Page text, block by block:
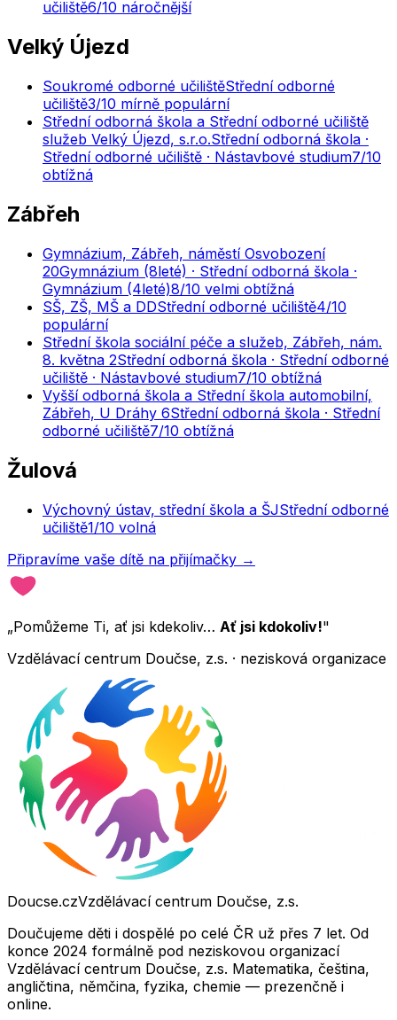
učiliště6/10 náročnější
Velký Újezd
Soukromé odborné učilištěStřední odborné
učiliště3/10 mírně populární
Střední odborná škola a Střední odborné učiliště
služeb Velký Újezd, s.r.o.Střední odborná škola ·
Střední odborné učiliště · Nástavbové studium7/10
obtížná
Zábřeh
Gymnázium, Zábřeh, náměstí Osvobození
20Gymnázium (8leté) · Střední odborná škola ·
Gymnázium (4leté)8/10 velmi obtížná
SŠ, ZŠ, MŠ a DDStřední odborné učiliště4/10
populární
Střední škola sociální péče a služeb, Zábřeh, nám.
8. května 2Střední odborná škola · Střední odborné
učiliště · Nástavbové studium7/10 obtížná
Vyšší odborná škola a Střední škola automobilní,
Zábřeh, U Dráhy 6Střední odborná škola · Střední
odborné učiliště7/10 obtížná
Žulová
Výchovný ústav, střední škola a ŠJStřední odborné
učiliště1/10 volná
Připravíme vaše dítě na přijímačky →
„Pomůžeme Ti, ať jsi kdekoliv… Ať jsi kdokoliv!"
Vzdělávací centrum Doučse, z.s. · nezisková organizace
Doucse.czVzdělávací centrum Doučse, z.s.
Doučujeme děti i dospělé po celé ČR už přes 7 let. Od
konce 2024 formálně pod neziskovou organizací
Vzdělávací centrum Doučse, z.s. Matematika, čeština,
angličtina, němčina, fyzika, chemie — prezenčně i
online.